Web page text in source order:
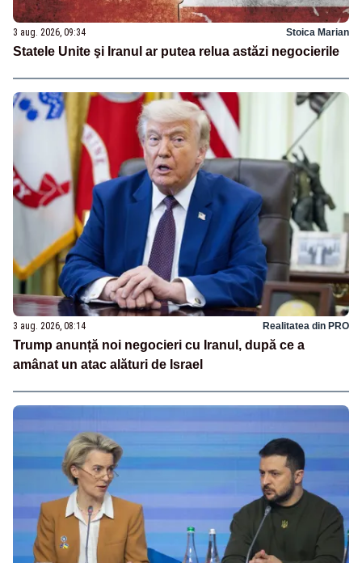
3 aug. 2026, 09:34 Stoica Marian
Statele Unite şi Iranul ar putea relua astăzi negocierile
3 aug. 2026, 08:14 Realitatea din PRO
Trump anunță noi negocieri cu Iranul, după ce a
amânat un atac alături de Israel